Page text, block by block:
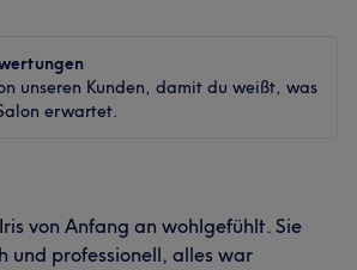
unseren Kunden, damit du weißt, was
erwartet.
von Anfang an wohlgefühlt. Sie
und professionell, alles war